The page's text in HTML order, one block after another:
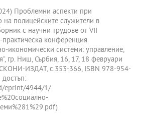
Проблемни аспекти при
полицейските служители в
с научни трудове от VII
конференция
икономически системи: управление,
гр. Ниш, Сърбия, 16, 17, 18 февруари
ИЗДАТ, с.353-366, ISBN 978-954-
eprint/4944/1/